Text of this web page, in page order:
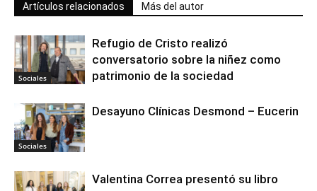
Artículos relacionados Más del autor
Sociales
Refugio de Cristo realizó
conversatorio sobre la niñez como
patrimonio de la sociedad
Sociales
Desayuno Clínicas Desmond – Eucerin
Valentina Correa presentó su libro